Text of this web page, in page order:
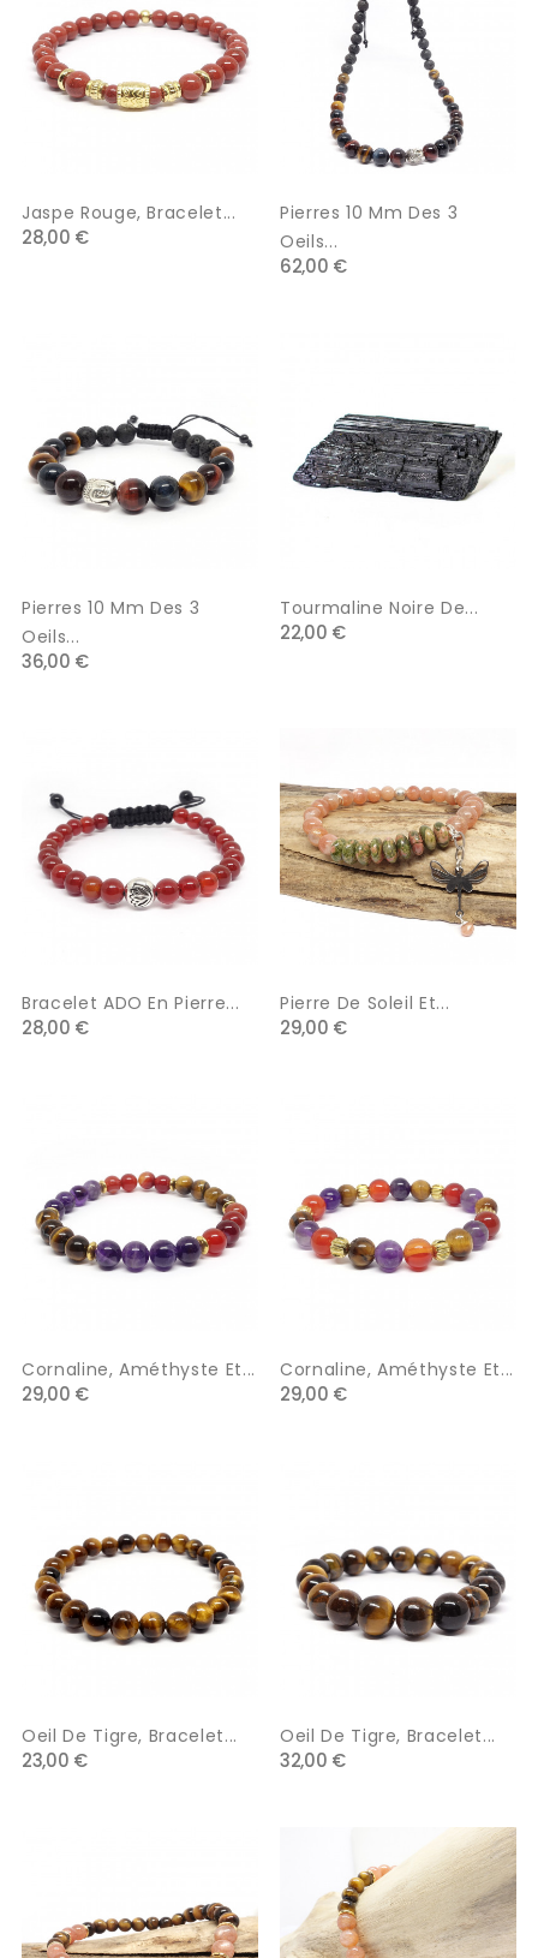
Jaspe Rouge, Bracelet...
28,00 €
Pierres 10 Mm Des 3
Oeils...
62,00 €
Pierres 10 Mm Des 3
Oeils...
36,00 €
Tourmaline Noire De...
22,00 €
Bracelet ADO En Pierre...
28,00 €
Pierre De Soleil Et...
29,00 €
Cornaline, Améthyste Et...
29,00 €
Cornaline, Améthyste Et...
29,00 €
Oeil De Tigre, Bracelet...
23,00 €
Oeil De Tigre, Bracelet...
32,00 €